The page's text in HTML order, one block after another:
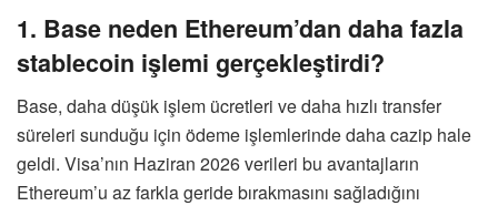
1. Base neden Ethereum’dan daha fazla
stablecoin işlemi gerçekleştirdi?
Base, daha düşük işlem ücretleri ve daha hızlı transfer
süreleri sunduğu için ödeme işlemlerinde daha cazip hale
geldi. Visa’nın Haziran 2026 verileri bu avantajların
Ethereum’u az farkla geride bırakmasını sağladığını